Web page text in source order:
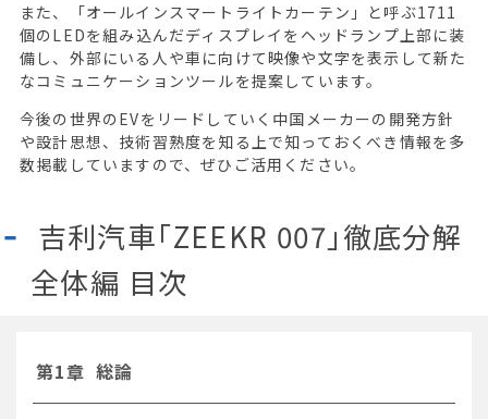
また、「オールインスマートライトカーテン」と呼ぶ1711
個のLEDを組み込んだディスプレイをヘッドランプ上部に装
備し、外部にいる人や車に向けて映像や文字を表示して新た
なコミュニケーションツールを提案しています。
今後の世界のEVをリードしていく中国メーカーの開発方針
や設計思想、技術習熟度を知る上で知っておくべき情報を多
数掲載していますので、ぜひご活用ください。
吉利汽車「ZEEKR 007」徹底分解
全体編 目次
第1章 総論